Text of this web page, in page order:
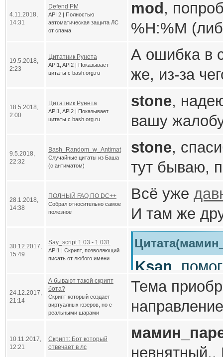
стоит)
точнее),
(сейчас
работает,
Заменил,
на сервер
ссылка).
так что
нижний),
оставил как
Похоже,
Rss_RT_Curl
прощения
уже
скрипта
вроде
напишите,
ошибка..
Дата
30 14:27
Скрипт
Flylink'а на
4.11.2018,
14:31
Defend PM
API 2 | Полностью
автоматическая защита ЛС
от спама
mod ,
%H:%M
точным до
указывает
время в
Птока (ну
система)
автора.
19.5.2018,
2:23
Цитатник Рунета
API1, API2 | Показывает
цитаты с bash.org.ru
А ошибка в
же, из-за
скрипта
Задолбали
(https). Я у
думаю,
скрипте.
18.5.2018,
2:00
Цитатник Рунета
API1, API2 | Показывает
цитаты с bash.org.ru
stone,
вашу
скрипта с
скрипта с
скрипта
качать.
9.5.2018,
22:32
Bash_Random_w_Antimat
Случайные цитаты из Баша
(с антиматом)
stone,
тут бываю,
только
Не
перешли на
есть,
HTTPS.
изменить
Исправить
1. В
нужно
28.1.2018,
14:38
ПОЛНЫЙ FAQ ПО DC++
Собрал относительно самое
полезное
Всё уже
И там же
по разным
30.12.2017,
15:49
Say_script 1.03 - 1.031
API1 | Скрипт, позволяющий
писать от любого имени
Ksan ,
Сорри, не
От себя
24.12.2017,
21:14
А бывают такой скрипт
бота?
Скрипт который создает
виртуалных юзеров, но с
реальными шарами
Тема
Админы,
удобствах
10.11.2017,
12:21
Скрипт: Бот который
отвечает в лс
невнятный..